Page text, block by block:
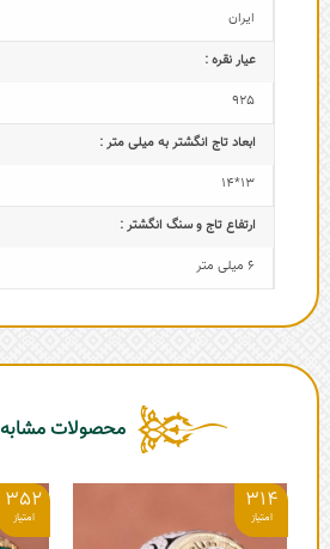
ایران
عیار نقره :
925
ابعاد تاج‌ انگشتر به میلی متر :
13*14
ارتفاع تاج و سنگ انگشتر :
6 میلی متر
محصولات مشابه
314
352